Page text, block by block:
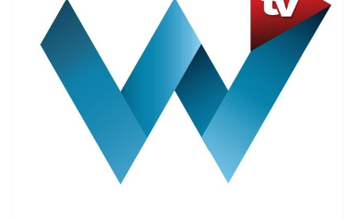
był Postacią. Tacy Artyści odchodzą ale nie umierają.
Żyją w swojej twórczości. RiP— Andrzej Duda
(@AndrzejDuda) April 5, 2021